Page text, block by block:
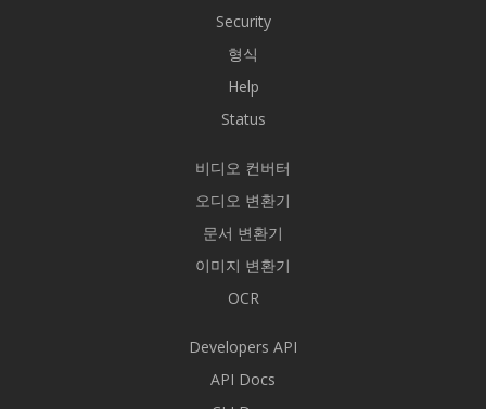
Security
형식
Help
Status
비디오 컨버터
오디오 변환기
문서 변환기
이미지 변환기
OCR
Developers API
API Docs